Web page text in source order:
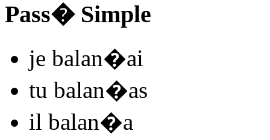
Pass� Simple
je balan�ai
tu balan�as
il balan�a